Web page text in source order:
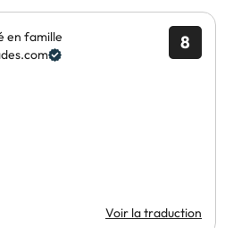
8
en famille
Voir la traduction